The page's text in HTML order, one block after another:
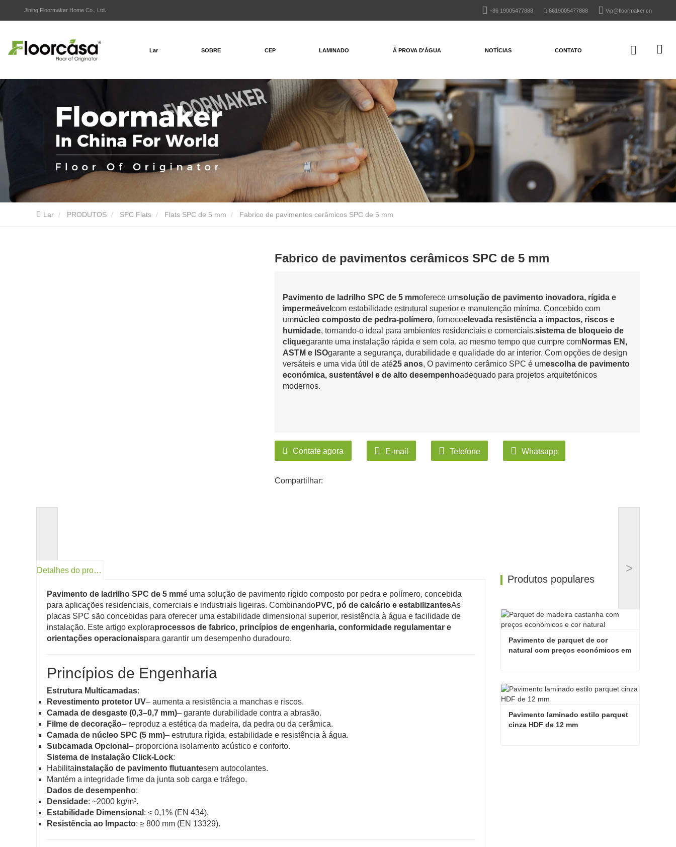
Jining Floormaker Home Co., Ltd. +86 19005477888 8619005477888 Vip@floormaker.cn
Lar SOBRE CEP LAMINADO À PROVA D'ÁGUA NOTÍCIAS CONTATO
Lar PRODUTOS SPC Flats Flats SPC de 5 mm Fabrico de pavimentos cerâmicos SPC de 5 mm
Fabrico de pavimentos cerâmicos SPC de 5 mm
Pavimento de ladrilho SPC de 5 mmoferece umsolução de pavimento inovadora, rígida e
impermeável com estabilidade estrutural superior e manutenção mínima. Concebido com
umnúcleo composto de pedra-polímero, forneceelevada resistência a impactos, riscos e
humidade, tornando-o ideal para ambientes residenciais e comerciais.sistema de bloqueio de
cliquegarante uma instalação rápida e sem cola, ao mesmo tempo que cumpre comNormas EN,
ASTM e ISOgarante a segurança, durabilidade e qualidade do ar interior. Com opções de design
versáteis e uma vida útil de até25 anos, O pavimento cerâmico SPC é umescolha de pavimento
económica, sustentável e de alto desempenhoadequado para projetos arquitetónicos
modernos.
Contate agora E-mail Telefone Whatsapp
Compartilhar:
< >
Detalhes do produto
Pavimento de ladrilho SPC de 5 mmé uma solução de pavimento rígido composto por pedra e polímero, concebida
para aplicações residenciais, comerciais e industriais ligeiras. CombinandoPVC, pó de calcário e estabilizantesAs
placas SPC são concebidas para oferecer uma estabilidade dimensional superior, resistência à água e facilidade de
instalação. Este artigo exploraprocessos de fabrico, princípios de engenharia, conformidade regulamentar e
orientações operacionaispara garantir um desempenho duradouro.
Princípios de Engenharia
Estrutura Multicamadas:
Revestimento protetor UV– aumenta a resistência a manchas e riscos.
Camada de desgaste (0,3–0,7 mm)– garante durabilidade contra a abrasão.
Filme de decoração– reproduz a estética da madeira, da pedra ou da cerâmica.
Camada de núcleo SPC (5 mm)– estrutura rígida, estabilidade e resistência à água.
Subcamada Opcional – proporciona isolamento acústico e conforto.
Sistema de instalação Click-Lock:
Habilitainstalação de pavimento flutuantesem autocolantes.
Mantém a integridade firme da junta sob carga e tráfego.
Dados de desempenho:
Densidade: ~2000 kg/m³.
Estabilidade Dimensional : ≤ 0,1% (EN 434).
Resistência ao Impacto: ≥ 800 mm (EN 13329).
Produtos populares
Pavimento de parquet de cor
natural com preços económicos em
Contate agora
Pavimento laminado estilo parquet
cinza HDF de 12 mm